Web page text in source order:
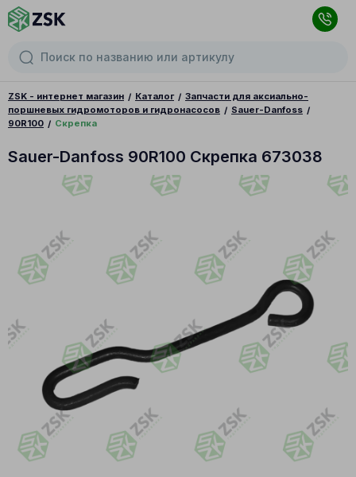
ZSK - интернет магазин Каталог
Запчасти для аксиально-
поршневых гидромоторов и гидронасосов
Sauer-Danfoss
90R100
Скрепка
Sauer-Danfoss 90R100 Скрепка 673038